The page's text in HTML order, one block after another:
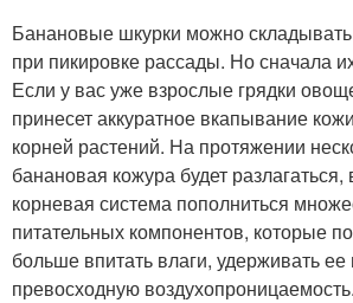
Банановые шкурки можно
при пикировке рассады. Но сначала
Если у вас уже взрослые грядки
принесет аккуратное вкапывание
корней растений. На протяжении
банановая кожура будет разлагаться,
корневая система пополниться
питательных компонентов, которые
больше впитать влаги, удерживать ее
превосходную воздухопроницаемость.